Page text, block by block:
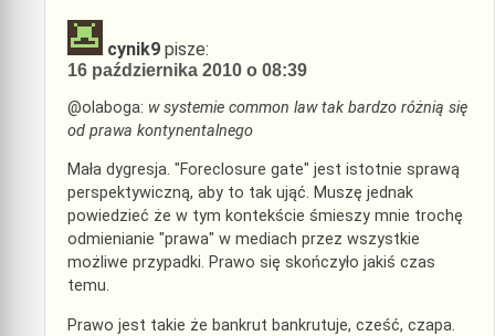
cynik9 pisze:
16 października 2010 o 08:39
@olaboga: w systemie common law tak bardzo różnią się
od prawa kontynentalnego
Mała dygresja. "Foreclosure gate" jest istotnie sprawą
perspektywiczną, aby to tak ująć. Muszę jednak
powiedzieć że w tym kontekście śmieszy mnie trochę
odmienianie "prawa" w mediach przez wszystkie
możliwe przypadki. Prawo się skończyło jakiś czas
temu.
Prawo jest takie że bankrut bankrutuje, cześć, czapa.